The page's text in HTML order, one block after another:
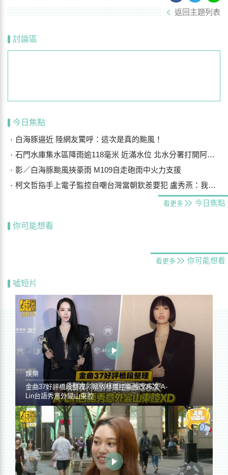
返回主題列表
討論區
今日焦點
白海豚逼近 陸網友驚呼：這次是真的颱風！
石門水庫集水區降雨逾118毫米 近滿水位 北水分署打開阿姆坪防淤隧道
影／白海豚颱風挾豪雨 M109自走砲雨中火力支援
柯文哲指手上電子監控自嘲台灣當朝欽差要犯 盧秀燕：我們要更勇敢
看更多 今日焦點
你可能想看
看更多 你可能想看
噓短片
娛樂
金曲37好評橋段整理／蔡依林遭控編曲改36次 A-
Lin台語秀意外變山東腔